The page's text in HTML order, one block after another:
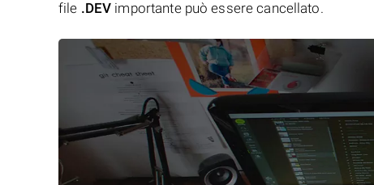
file .DEV importante può essere cancellato.